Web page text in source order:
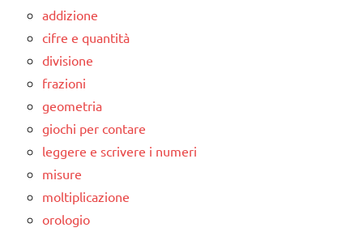
addizione
cifre e quantità
divisione
frazioni
geometria
giochi per contare
leggere e scrivere i numeri
misure
moltiplicazione
orologio